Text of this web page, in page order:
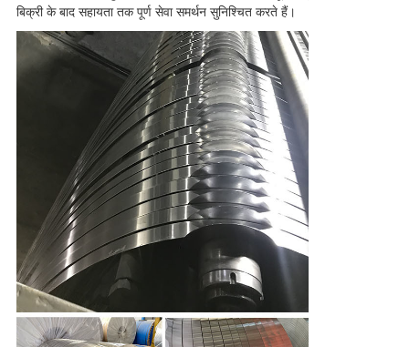
बिक्री के बाद सहायता तक पूर्ण सेवा समर्थन सुनिश्चित करते हैं।